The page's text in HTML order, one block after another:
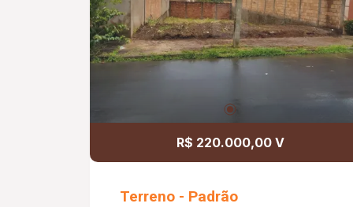
R$ 220.000,00 V
Terreno - Padrão